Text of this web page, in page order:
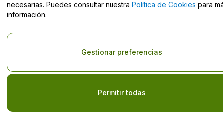
necesarias. Puedes consultar nuestra Política de Cookies para
información.
Permitir todas
Gestionar preferencias